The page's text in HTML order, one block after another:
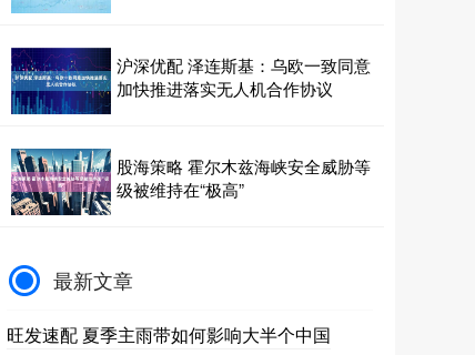
沪深优配 泽连斯基：乌欧一致同意
加快推进落实无人机合作协议
股海策略 霍尔木兹海峡安全威胁等
级被维持在“极高”
最新文章
旺发速配 夏季主雨带如何影响大半个中国